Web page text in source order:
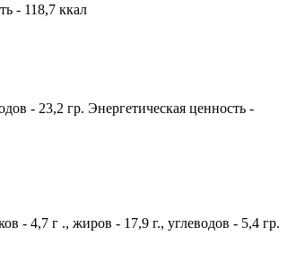
- 118,7 ккал
- 23,2 гр. Энергетическая ценность -
- 4,7 г ., жиров - 17,9 г., углеводов - 5,4 гр.